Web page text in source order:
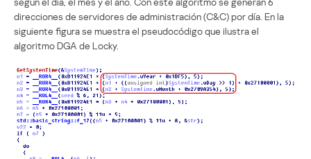
direcciones de servidores de administración (C&C) por día. En la
siguiente figura se muestra el pseudocódigo que ilustra el
algoritmo DGA de Locky.